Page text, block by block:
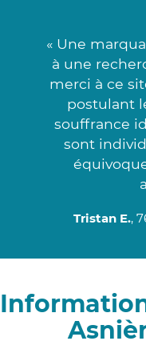
« Une
à une
merci à ce
postulant
souffrance
sont
Tristan E.,